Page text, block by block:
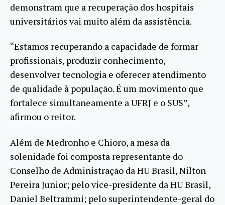
demonstram que a recuperação dos hospitais
universitários vai muito além da assistência.
“Estamos recuperando a capacidade de formar
profissionais, produzir conhecimento,
desenvolver tecnologia e oferecer atendimento
de qualidade à população. É um movimento que
fortalece simultaneamente a UFRJ e o SUS”,
afirmou o reitor.
Além de Medronho e Chioro, a mesa da
solenidade foi composta representante do
Conselho de Administração da HU Brasil, Nilton
Pereira Junior; pelo vice-presidente da HU Brasil,
Daniel Beltrammi; pelo superintendente-geral do